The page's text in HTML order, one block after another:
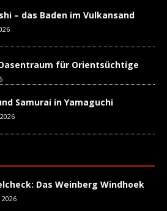
– das Baden im Vulkansand
für Orientsüchtige
Samurai in Yamaguchi
Das Weinberg Windhoek